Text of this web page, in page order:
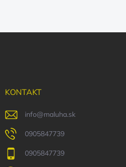
KONTAKT
info@maluha.sk
0905847739
0905847739